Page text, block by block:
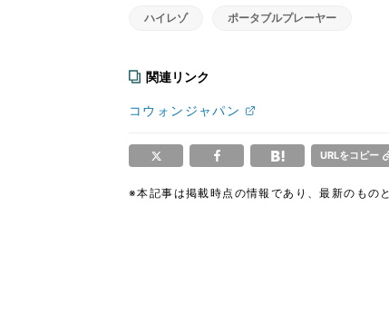
ハイレゾ ポータブルプレーヤー
関連リンク
コウォンジャパン
URLをコピー
※本記事は掲載時点の情報であり、最新のもの